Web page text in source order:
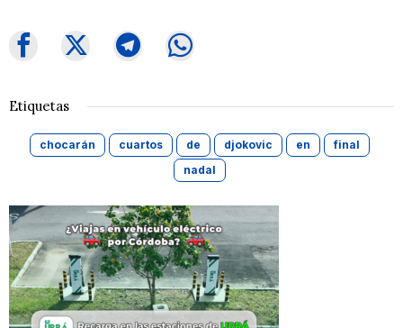
Etiquetas
chocarán cuartos de djokovic en
final
nadal